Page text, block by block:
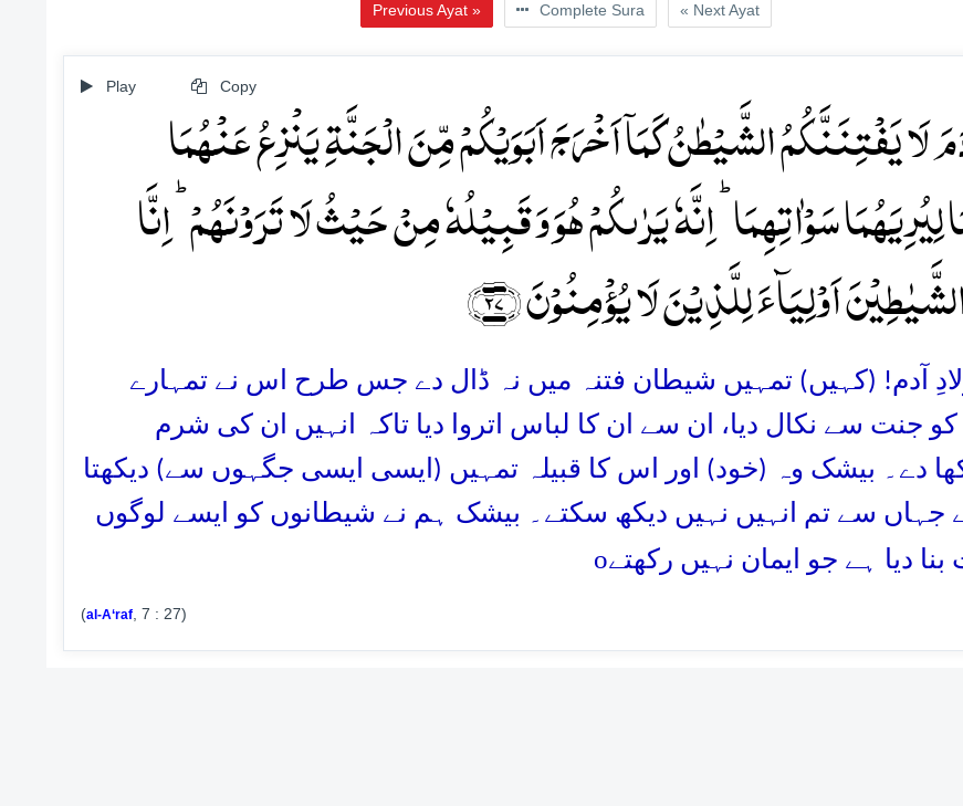
Previous Ayat » Complete Sura « Next Ayat
Play Copy
لَا یَفۡتِنَنَّکُمُ الشَّیۡطٰنُ کَمَاۤ اَخۡرَجَ اَبَوَیۡکُمۡ مِّنَ الۡجَنَّۃِ یَنۡزِعُ عَنۡہُمَا
سَوۡاٰتِہِمَا ؕ اِنَّہٗ یَرٰىکُمۡ ہُوَ وَ قَبِیۡلُہٗ مِنۡ حَیۡثُ لَا تَرَوۡنَہُمۡ ؕ اِنَّا
اَوۡلِیَآءَ لِلَّذِیۡنَ لَا یُؤۡمِنُوۡنَ ﴿۲۷﴾
اولادِ آدم! (کہیں) تمہیں شیطان فتنہ میں نہ ڈال دے جس طرح اس نے تمہارے
جنت سے نکال دیا، ان سے ان کا لباس اتروا دیا تاکہ انہیں ان کی شرم
دے۔ بیشک وہ (خود) اور اس کا قبیلہ تمہیں (ایسی ایسی جگہوں سے) دیکھتا
جہاں سے تم انہیں نہیں دیکھ سکتے۔ بیشک ہم نے شیطانوں کو ایسے لوگوں
دیا ہے جو ایمان نہیں رکھتےo
(al-A‘raf, 7 : 27)